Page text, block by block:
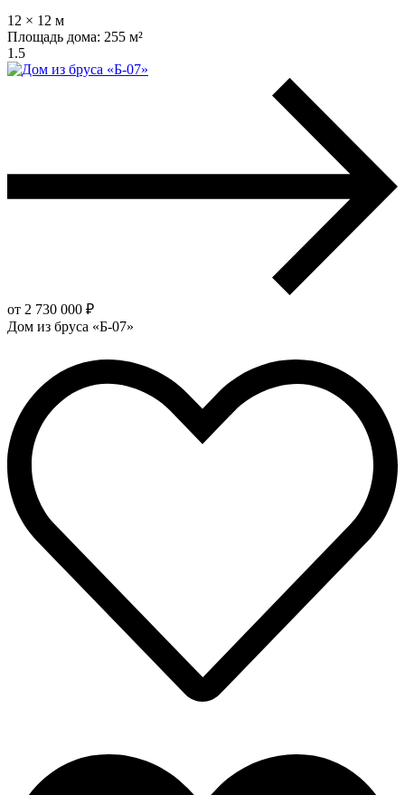
12 × 12 м
Площадь дома: 255 м²
1.5
от 2 730 000 ₽
Дом из бруса «Б-07»